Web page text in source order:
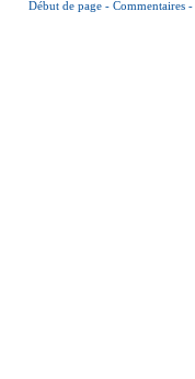
Début de page - Commentaires -